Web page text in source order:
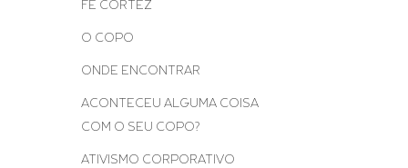
FE CORTEZ
O COPO
ONDE ENCONTRAR
ACONTECEU ALGUMA COISA
COM O SEU COPO?
ATIVISMO CORPORATIVO